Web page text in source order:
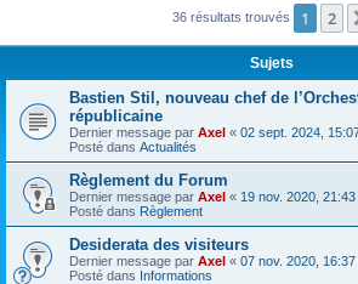
36 résultats trouvés 1 2
Sujets
Bastien Stil, nouveau chef de
républicaine
Dernier message par Axel « 02 sept. 2024,
Posté dans Actualités
Règlement du Forum
Dernier message par Axel « 19 nov. 2020, 21:43
Posté dans Règlement
Desiderata des visiteurs
Dernier message par Axel « 07 nov. 2020, 16:37
Posté dans Informations